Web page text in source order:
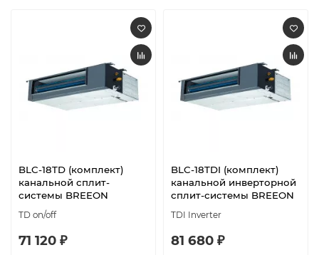
BLC-18TD (комплект)
канальной сплит-
системы BREEON
TD on/off
71 120 ₽
BLC-18TDI (комплект)
канальной инверторной
сплит-системы BREEON
TDI Inverter
81 680 ₽